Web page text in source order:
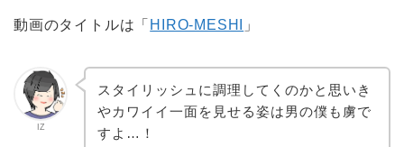
動画のタイトルは「 HIRO-MESHI 」
IZ
スタイリッシュに調理してくのかと思いき
やカワイイ一面を見せる姿は男の僕も虜で
すよ…！